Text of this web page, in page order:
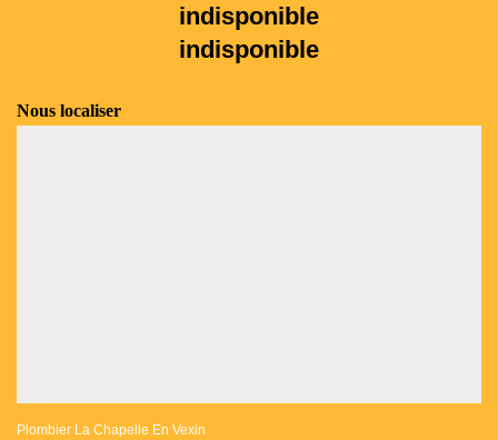
indisponible
indisponible
Nous localiser
Plombier La Chapelle En Vexin